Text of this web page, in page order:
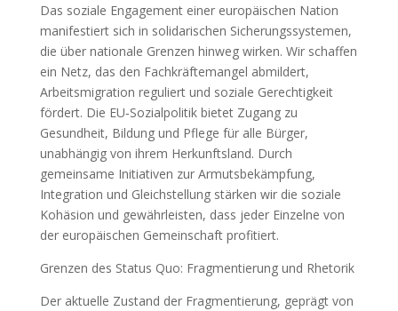
Das soziale Engagement einer europäischen Nation
manifestiert sich in solidarischen Sicherungssystemen,
die über nationale Grenzen hinweg wirken. Wir schaffen
ein Netz, das den Fachkräftemangel abmildert,
Arbeitsmigration reguliert und soziale Gerechtigkeit
fördert. Die EU‑Sozialpolitik bietet Zugang zu
Gesundheit, Bildung und Pflege für alle Bürger,
unabhängig von ihrem Herkunftsland. Durch
gemeinsame Initiativen zur Armutsbekämpfung,
Integration und Gleichstellung stärken wir die soziale
Kohäsion und gewährleisten, dass jeder Einzelne von
der europäischen Gemeinschaft profitiert.
Grenzen des Status Quo: Fragmentierung und Rhetorik
Der aktuelle Zustand der Fragmentierung, geprägt von